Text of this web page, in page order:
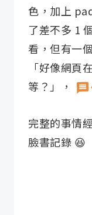
色，加上
了差不多 1
看，但有一
「好像網頁
等？」，
完整的事情
臉書記錄 😆